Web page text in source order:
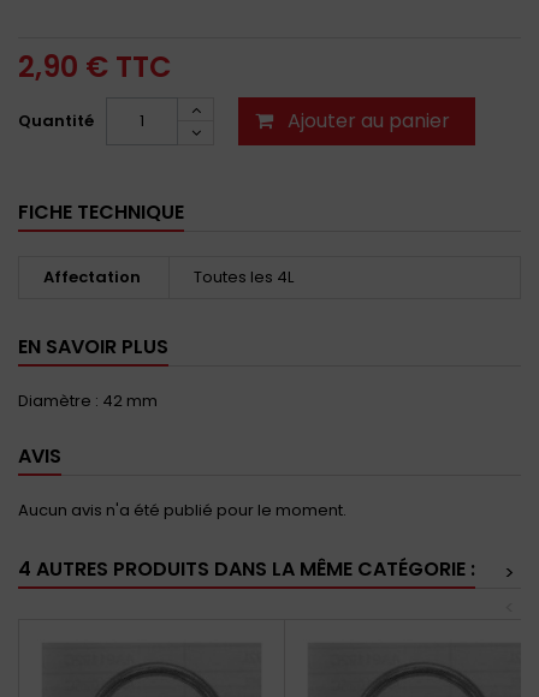
2,90 € TTC
Quantité Ajouter au panier
FICHE TECHNIQUE
Affectation Toutes les 4L
EN SAVOIR PLUS
Diamètre : 42 mm
AVIS
Aucun avis n'a été publié pour le moment.
4 AUTRES PRODUITS DANS LA MÊME CATÉGORIE :
>